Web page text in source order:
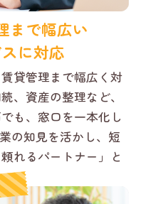
まで幅広い
に対応
貸管理まで幅広く対
、資産の整理など、
も、窓口を一本化し
の知見を活かし、短
れるパートナー」と